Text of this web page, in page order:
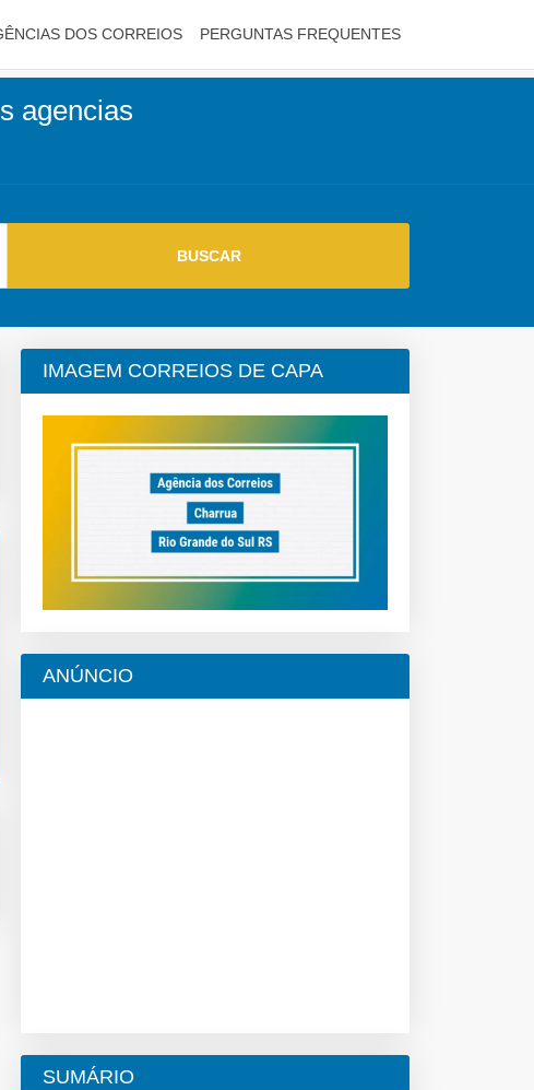
DOS CORREIOS PERGUNTAS FREQUENTES
agencias
IMAGEM CORREIOS DE CAPA
ANÚNCIO
SUMÁRIO